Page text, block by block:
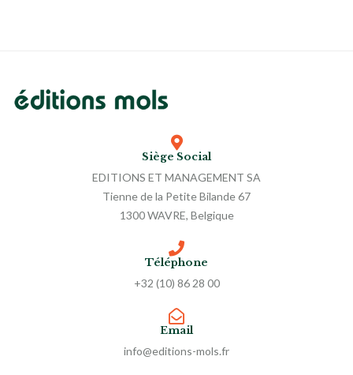
Siège Social
EDITIONS ET MANAGEMENT SA
Tienne de la Petite Bilande 67
1300 WAVRE, Belgique
Téléphone
+32 (10) 86 28 00
Email
info@editions-mols.fr